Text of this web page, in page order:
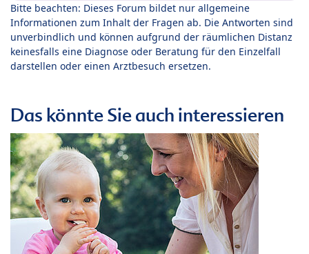
Bitte beachten: Dieses Forum bildet nur allgemeine
Informationen zum Inhalt der Fragen ab. Die Antworten sind
unverbindlich und können aufgrund der räumlichen Distanz
keinesfalls eine Diagnose oder Beratung für den Einzelfall
darstellen oder einen Arztbesuch ersetzen.
Das könnte Sie auch interessieren